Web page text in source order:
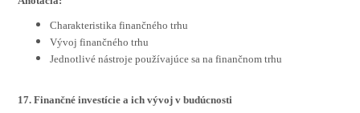
Charakteristika finančného trhu
Vývoj finančného trhu
Jednotlivé nástroje používajúce sa na finančnom trhu
17. Finančné investície a ich vývoj v budúcnosti